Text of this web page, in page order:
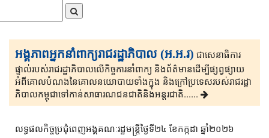
អង្គភាពអ្នកនាំពាក្យរាជរដ្ឋាភិបាល (អ.អ.រ) ជាសេនា​ធិ​កា​រ​​
ផ្ទាល់​របស់រាជរដ្ឋាភិ​បា​ល​លើ​កិច្ចការ​នាំពាក្យ និងព័ត៌មាន​ដើម្បីផ្សព្វ​ផ្សាយ​​
អំពីគោលបំណងនៃគោល​នយោបាយទាំងក្នុង និងក្រៅ​ប្រទេ​​ស​របស់រាជរដ្ឋា​
ភិ​បា​ល​កម្ពុជាទៅកាន់សាធារណជនជាតិនិងអន្តរជាតិ......
លទ្ធផលកិច្ចប្រជុំពេញអង្គគណៈរដ្ឋមន្រ្តីថ្ងៃទី២៤ ខែកក្កដា ឆ្នាំ២០២៦